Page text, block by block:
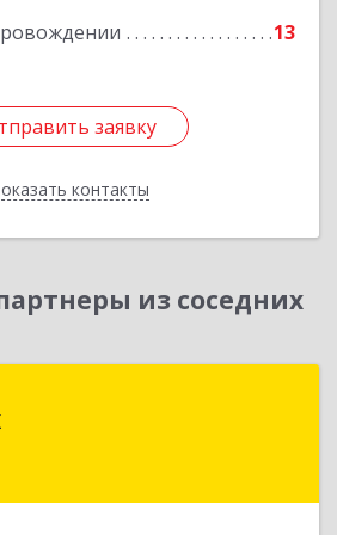
13
заявку
контакты
заявку
Назад
из соседних
обл, Екатеринбург г,